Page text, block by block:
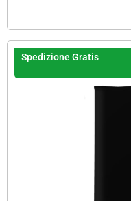
Spedizione Gratis